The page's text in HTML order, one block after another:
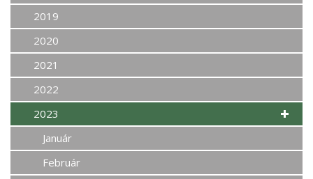
2019
2020
2021
2022
2023
Január
Február